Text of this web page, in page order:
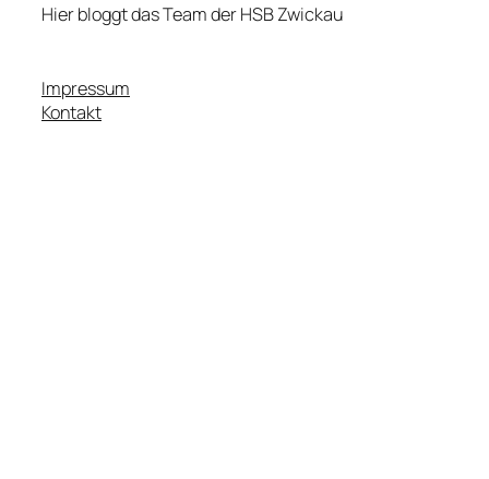
Hier bloggt das Team der HSB Zwickau
Impressum
Kontakt